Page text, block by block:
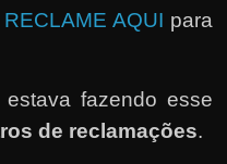
RECLAME AQUI para
fazendo esse
de reclamações.